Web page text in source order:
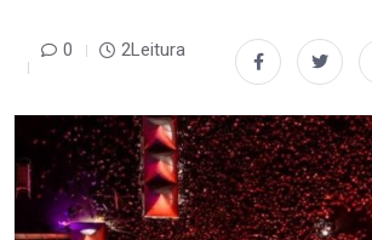
0 2Leitura